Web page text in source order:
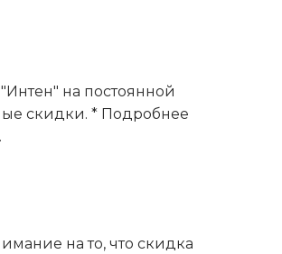
на постоянной
скидки. * Подробнее
на то, что скидка